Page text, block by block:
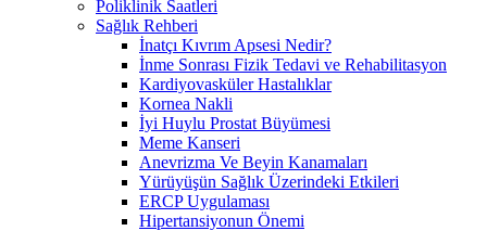
Poliklinik Saatleri
Sağlık Rehberi
İnatçı Kıvrım Apsesi Nedir?
İnme Sonrası Fizik Tedavi ve Rehabilitasyon
Kardiyovasküler Hastalıklar
Kornea Nakli
İyi Huylu Prostat Büyümesi
Meme Kanseri
Anevrizma Ve Beyin Kanamaları
Yürüyüşün Sağlık Üzerindeki Etkileri
ERCP Uygulaması
Hipertansiyonun Önemi